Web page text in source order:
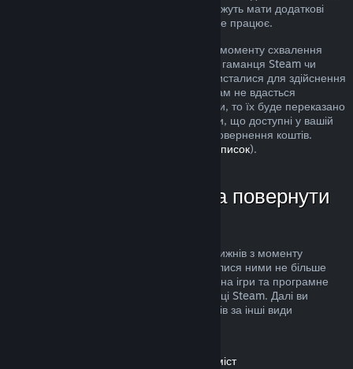
розгляд. Користувачі в деяких країнах можуть мати додаткові
права на повернення за умов, коли гра не працює.
Кошти буде повернуто протягом тижня з моменту схвалення
запиту. Кошти буде переказано назад до гаманця Steam чи
через інший спосіб оплати, яким ви скористалися для здійснення
придбання. Якщо, з будь-яких причин, нам не вдасться
повернути кошти через ваш спосіб оплати, то їх буде переказано
до гаманця Steam. (Деякі способи оплати, що доступні у вашій
країні, можуть не підтримувати функції повернення коштів.
Клацніть тут, щоби переглянути повний список).
У яких випадках можна повернути
Повернути кошти можна протягом двох тижнів з моменту
придбання товарів та якщо ви користувалися ними не більше
двох годин. Ця можливість поширюється на ігри та програмне
забезпечення, яке ви придбали у крамниці Steam. Далі ви
можете довідатися про повернення коштів за інші види
Повернення коштів за завантажуваний вміст